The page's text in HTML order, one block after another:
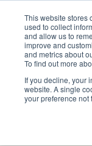
This website stores
used to collect
and allow us to
improve and
and metrics about
To find out more
If you decline, your
website. A single
your preference not